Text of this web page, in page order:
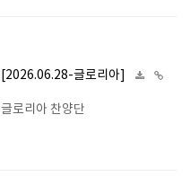
[2026.06.28-글로리아]
글로리아 찬양단